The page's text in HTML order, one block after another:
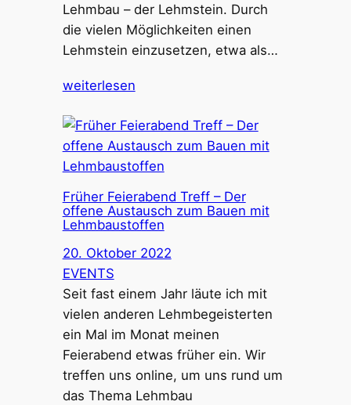
Lehmbau – der Lehmstein. Durch
die vielen Möglichkeiten einen
Lehmstein einzusetzen, etwa als…
weiterlesen
Früher Feierabend Treff – Der
offene Austausch zum Bauen mit
Lehmbaustoffen
20. Oktober 2022
EVENTS
Seit fast einem Jahr läute ich mit
vielen anderen Lehmbegeisterten
ein Mal im Monat meinen
Feierabend etwas früher ein. Wir
treffen uns online, um uns rund um
das Thema Lehmbau